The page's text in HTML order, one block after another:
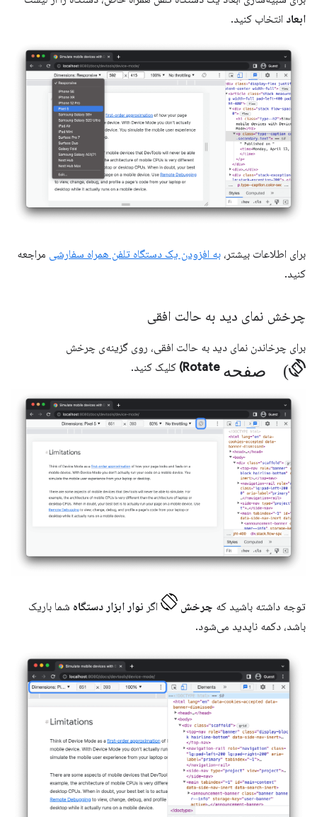
ابعاد انتخاب کنید.
برای اطلاعات بیشتر، به افزودن یک دستگاه تلفن همراه سفارشی مراجعه
کنید.
چرخش نمای دید به حالت افقی
برای چرخاندن نمای دید به حالت افقی، روی گزینه‌ی چرخش
صفحه (screen_rotation Rotate) کلیک کنید.
توجه داشته باشید که چرخش اگر نوار ابزار دستگاه شما باریک
باشد، دکمه ناپدید می‌شود.